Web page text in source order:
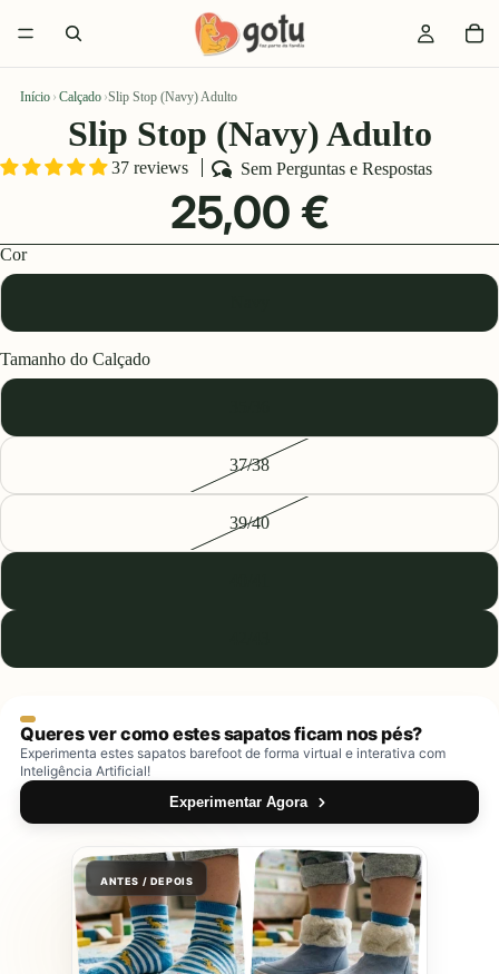
Início › Calçado ›Slip Stop (Navy) Adulto
Slip Stop (Navy) Adulto
37 reviews Sem Perguntas e Respostas
25,00 €
Cor
Tamanho do Calçado
37/38
39/40
Queres ver como estes sapatos ficam nos pés?
Experimenta estes sapatos barefoot de forma virtual e interativa com
Inteligência Artificial!
Experimentar Agora
ANTES / DEPOIS